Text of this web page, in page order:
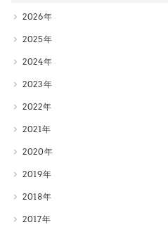
2026
2025
2024
2023
2022
2021
2020
2019
2018
2017